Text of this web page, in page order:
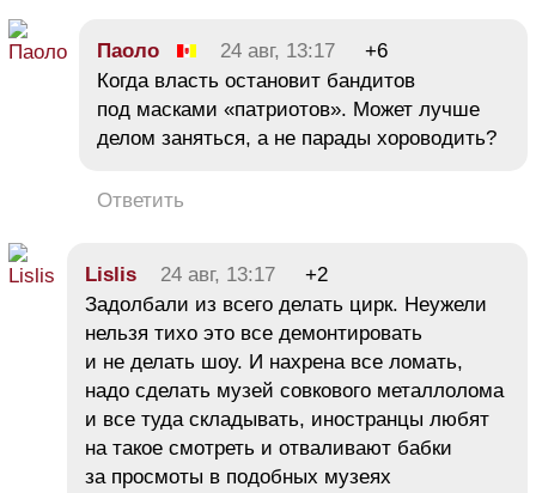
Паоло 24 авг, 13:17
+6
Когда власть остановит бандитов
под масками «патриотов». Может лучше
делом заняться, а не парады хороводить?
Ответить
Lislis 24 авг, 13:17
+2
Задолбали из всего делать цирк. Неужели
нельзя тихо это все демонтировать
и не делать шоу. И нахрена все ломать,
надо сделать музей совкового металлолома
и все туда складывать, иностранцы любят
на такое смотреть и отваливают бабки
за просмоты в подобных музеях